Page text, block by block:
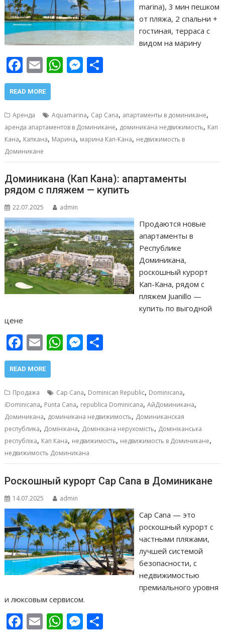
marina), 3 мин пешком
от пляжа, 2 спальни +
гостиная, терраса с
видом на марину
F
ac
e
b
o
o
k
E
m
ai
l
W
s
A
p
p
M
e
n
g
er
р
а
в
и
т
ь
READ MORE
Аренда Aquamarina, Cap Cana, апартаменты в доминикане,
аренда апартаментов в Доминикане, доминикана недвижимость, Кап
Кана, Капкана, Марина, марина Кап-Кана, недвижимость в
Доминикане
Доминикана (Кап Кана): апартаменты
рядом с пляжем — купить
22.07.2025 admin
Продаются новые
апартаменты в
Республике
Доминикана,
роскошный курорт
Кап-Кана, рядом с
пляжем Juanillo —
купить по выгодной
цене
F
ac
e
b
o
o
k
E
m
ai
W
s
A
p
p
M
e
n
g
er
р
а
в
и
ь
READ MORE
Продажа Cap Cana, Dominican Republic, Dominicana,
iDominicana, Punta Cana, republica Dominicana,АйДоминикана,
Доминикана, доминикана недвижимость, Доминиканская
республика, Домінікана, Домінікана нерухомість, Домініканська
республіка, Кап Кана, недвижимость, недвижимость в Доминикане,
недвижимость Доминикана
Роскошный курорт Cap Cana в Доминикане
14.07.2025 admin
Cap Cana — это
роскошный курорт с
частными пляжами,
лучшей системой
безопасности, с
недвижимостью
премиального уровня
и люксовым сервисом.
F E W M